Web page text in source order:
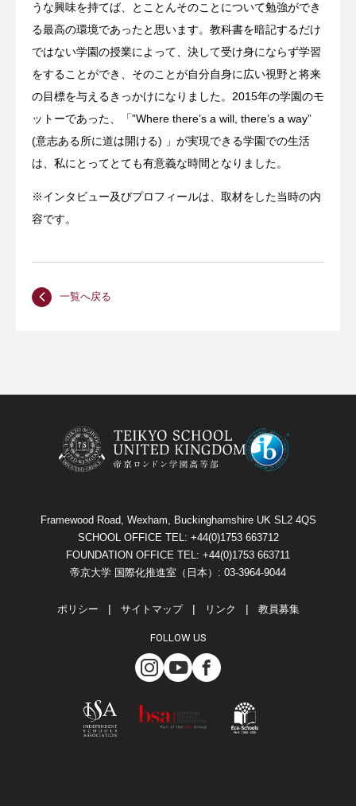
うな興味を持てば、とことんそのことについて勉強ができ
る最高の環境であったと思います。教科書を暗記するだけ
ではない学園の授業によって、決して受け身にならず学習
をすることができ、そのことが自分自身に広い視野と将来
の目標を与えるきっかけになりました。2015年の学園のモ
ットーであった、「”Where there’s a will, there’s a way”
(意志ある所に道は開ける) 」が実現できる学園での生活
は、私にとってとても有意義な時間となりました。
※インタビュー及びプロフィールは、取材をした当時の内
容です。
一覧へ戻る
Framewood Road, Wexham, Buckinghamshire UK SL2 4QS
SCHOOL OFFICE TEL: +44(0)1753 663712
FOUNDATION OFFICE TEL: +44(0)1753 663711
帝京大学 国際化推進室（日本）: 03-3964-9044
ポリシー サイトマップ リンク 教員募集
FOLLOW US